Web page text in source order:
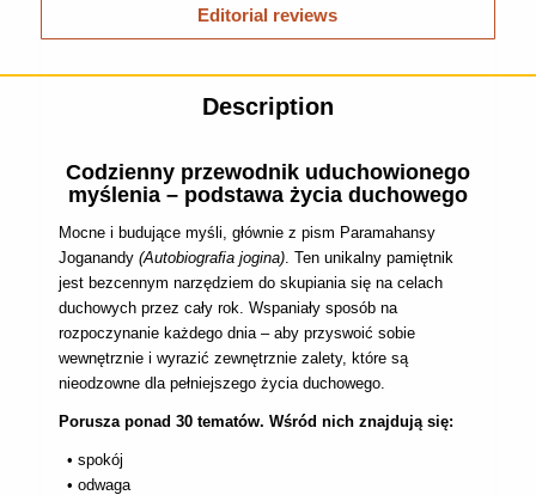
Editorial reviews
Description
Codzienny przewodnik uduchowionego
myślenia – podstawa życia duchowego
Mocne i budujące myśli, głównie z pism Paramahansy
Joganandy (Autobiograﬁa jogina). Ten unikalny pamiętnik
jest bezcennym narzędziem do skupiania się na celach
duchowych przez cały rok. Wspaniały sposób na
rozpoczynanie każdego dnia – aby przyswoić sobie
wewnętrznie i wyrazić zewnętrznie zalety, które są
nieodzowne dla pełniejszego życia duchowego.
Porusza ponad 30 tematów. Wśród nich znajdują się:
• spokój
• odwaga